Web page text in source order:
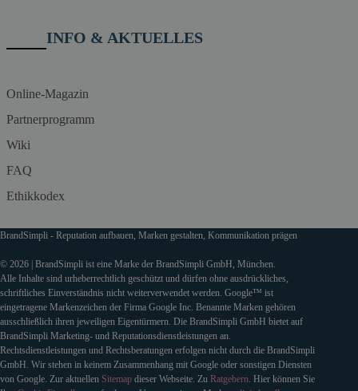
INFO & AKTUELLES
Online-Magazin
Partnerprogramm
Wiki
FAQ
Ethikkodex
BrandSimpli - Reputation aufbauen, Marken gestalten, Kommunikation prägen
© 2026 | BrandSimpli ist eine Marke der BrandSimpli GmbH, München.
Alle Inhalte sind urheberrechtlich geschützt und dürfen ohne ausdrückliches,
schriftliches Einverständnis nicht weiterverwendet werden. Google™ ist
eingetragene Markenzeichen der Firma Google Inc. Benannte Marken gehören
ausschließlich ihren jeweiligen Eigentürmern. Die BrandSimpli GmbH bietet auf
BrandSimpli Marketing- und Reputationsdienstleistungen an.
Rechtsdienstleistungen und Rechtsberatungen erfolgen nicht durch die BrandSimpli
GmbH. Wir stehen in keinem Zusammenhang mit Google oder sonstigen Diensten
von Google. Zur aktuellen Sitemap dieser Webseite. Zu Ratgebern. Hier können Sie